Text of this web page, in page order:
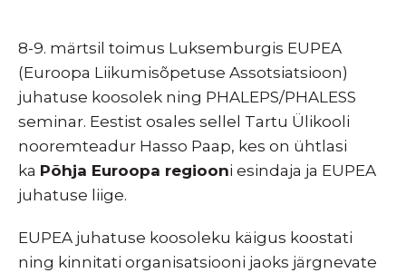
8-9. märtsil toimus Luksemburgis EUPEA
(Euroopa Liikumisõpetuse Assotsiatsioon)
juhatuse koosolek ning PHALEPS/PHALESS
seminar. Eestist osales sellel Tartu Ülikooli
nooremteadur Hasso Paap, kes on ühtlasi
ka Põhja Euroopa regiooni esindaja ja EUPEA
juhatuse liige.
EUPEA juhatuse koosoleku käigus koostati
ning kinnitati organisatsiooni jaoks järgnevate